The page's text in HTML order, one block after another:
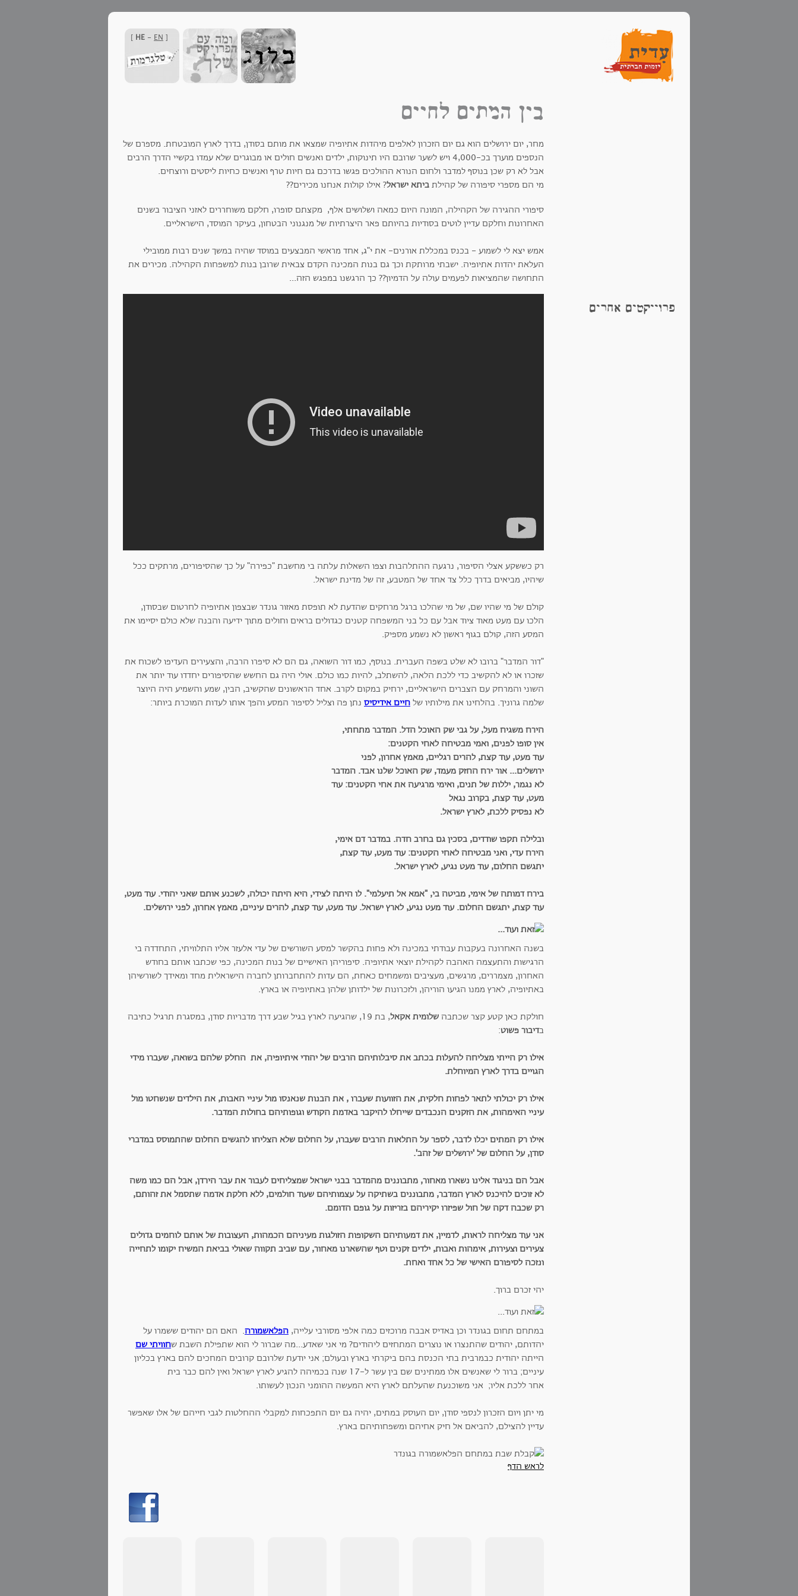
[
HE - EN
]
פרוייקטים אחרים
בין המתים לחיים
מחר, יום ירושלים הוא גם יום הזכרון לאלפים מיהדות אתיופיה שמצאו את מותם בסודן, בדרך לארץ המובטחת. מספרם של
הנספים מוערך בכ-4,000 ויש לשער שרובם היו תינוקות, ילדים ואנשים חולים או מבוגרים שלא עמדו בקשיי הדרך הרבים
אבל לא רק שכן בנוסף למדבר ולחום הנורא ההולכים פגשו בדרכם גם חיות טרף ואנשים כחיות ליסטים ורוצחים.
מי הם מספרי סיפורה של קהילת ביתא ישראל? אילו קולות אנחנו מכירים??
סיפורי ההגירה של הקהילה, המונה היום כמאה ושלושים אלף, מקצתם סופרו, חלקם משוחררים לאזני הציבור בשנים
האחרונות וחלקם עדיין לוטים בסודיות בהיותם פאר היצרתיות של מנגנוני הבטחון, בעיקר המוסד, הישראליים.
אמש יצא לי לשמוע - בכנס במכללת אורנים- את י"ג, אחד מראשי המבצעים במוסד שהיה במשך שנים רבות ממובילי
העלאת יהדות אתיופיה. ישבתי מרותקת וכך גם בנות המכינה הקדם צבאית שרובן בנות למשפחות הקהילה. מכירים את
התחושה שהמציאות לפעמים עולה על הדמיון?? כך הרגשנו במפגש הזה...
רק כששקע אצלי הסיפור, נרגעה ההתלהבות וצפו השאלות עלתה בי מחשבת "כפירה" על כך שהסיפורים, מרתקים ככל
שיהיו, מביאים בדרך כלל צד אחד של המטבע, זה של מדינת ישראל.
קולם של מי שהיו שם, של מי שהלכו ברגל מרחקים שהדעת לא תופסת מאזור גונדר שבצפון אתיופיה לחרטום שבסודן,
הלכו עם מעט מאוד ציוד אבל עם כל בני המשפחה קטנים כגדולים בראים וחולים מתוך ידיעה והבנה שלא כולם יסיימו את
המסע הזה, קולם בגוף ראשון לא נשמע מספיק.
"דור המדבר" ברובו לא שלט בשפה העברית. בנוסף, כמו דור השואה, גם הם לא סיפרו הרבה, והצעירים העדיפו לשכוח את
שזכרו או לא להקשיב כדי ללכת הלאה, להשתלב, להיות כמו כולם. אולי היה גם החשש שהסיפורים יחדדו עוד יותר את
השוני והמרחק עם הצברים הישראליים, ירחיק במקום לקרב. אחד הראשונים שהקשיב, הבין, שמע והשמיע היה היוצר
שלמה גרוניך. בהלחינו את מילותיו של חיים אידיסיס נתן פה וצליל לסיפור המסע והפך אותו לעדות המוכרת ביותר:
הירח משגיח מעל, על גבי שק האוכל הדל. המדבר מתחתי,
אין סופו לפנים, ואמי מבטיחה לאחי הקטנים:
עוד מעט, עוד קצת, להרים רגליים, מאמץ אחרון, לפני
ירושלים... אור ירח החזק מעמד, שק האוכל שלנו אבד. המדבר
לא נגמר, יללות של תנים, ואימי מרגיעה את אחי הקטנים: עוד
מעט, עוד קצת, בקרוב נגאל
לא נפסיק ללכת, לארץ ישראל.
ובלילה תקפו שודדים, בסכין גם בחרב חדה. במדבר דם אימי,
הירח עדי, ואני מבטיחה לאחי הקטנים: עוד מעט, עוד קצת,
יתגשם החלום, עוד מעט נגיע, לארץ ישראל.
בירח דמותה של אימי, מביטה בי, "אמא אל תיעלמי". לו היתה לצידי, היא היתה יכולה, לשכנע אותם שאני יהודי.עוד מעט,
עוד קצת, יתגשם החלום. עוד מעט נגיע, לארץ ישראל. עוד מעט, עוד קצת, להרים עיניים, מאמץ אחרון, לפני ירושלים.
בשנה האחרונה בעקבות עבודתי במכינה ולא פחות בהקשר למסע השורשים של עדי אלעזר אליו התלוויתי, התחדדה בי
הרגישות והתעצמה האהבה לקהילת יוצאי אתיופיה. סיפוריהן האישיים של בנות המכינה, כפי שכתבו אותם בחודש
האחרון, מצמררים, מרגשים, מעציבים ומשמחים כאחת, הם עדות להתחברותן לחברה הישראלית מחד ומאידך לשורשיהן
באתיופיה, לארץ ממנו הגיעו הוריהן, ולזכרונות של ילדותן שלהן באתיופיה או בארץ.
חולקת כאן קטע קצר שכתבה שלומית אקאל
, בת 19, שהגיעה לארץ בגיל שבע דרך מדבריות סודן, במסגרת תרגיל כתיבה
בדיבור פשוט:
אילו רק הייתי מצליחה להעלות בכתב את סיבלותיהם הרבים של יהודי איתיופיה, את החלק שלהם בשואה, שעברו מידי
הגויים בדרך לארץ המיוחלת.
אילו רק יכולתי לתאר לפחות חלקית, את הזוועות שעברו , את הבנות שנאנסו מול עיניי האבות, את הילדים שנשחטו מול
עיניי האימהות, את הזקנים הנכבדים שייחלו להיקבר באדמת הקודש וגופותיהם בחולות המדבר.
אילו רק המתים יכלו לדבר, לספר על התלאות הרבים שעברו, על החלום שלא הצליחו להגשים החלום שהתמוסס במדברי
סודן, על החלום של 'ירושלים של זהב'.
אבל הם בניגוד אלינו נשארו מאחור, מתבוננים מהמדבר בבני ישראל שמצליחים לעבור את עבר הירדן, אבל הם כמו משה
לא זוכים להיכנס לארץ המדבר, מתבוננים בשתיקה על עצמותיהם שעוד חולמים, ללא חלקת אדמה שתסמל את זהותם,
רק שכבה דקה של חול שפיזרו יקיריהם בזריזות על גופם הדומם.
אני עוד מצליחה לראות, לדמיין, את דמעותיהם השקופות הזולגות מעיניהם הכמהות, העצובות של אותם לוחמים גדולים
צעירים וצעירות, אימהות ואבות, ילדים זקנים וטף שהשארנו מאחור, עם שביב תקווה שאולי בביאת המשיח יקומו לתחייה
ונזכה לסיפורם האישי של כל אחד ואחת.
יהי זכרם ברוך.
במתחם תחום בגונדר וכן באדיס אבבה מרוכזים כמה אלפי מסורבי עלייה, הפלאשמורה. האם הם יהודים ששמרו על
יהדותם, יהודים שהתנצרו או נוצרים המתחזים ליהודים? מי אני שאדע...מה שברור לי הוא שתפילת השבת שחוויתי שם
הייתה יהודית כבמרבית בתי הכנסת בהם ביקרתי בארץ ובעולם; אני יודעת שלרובם קרובים המחכים להם בארץ בכליון
עיניים; ברור לי שאנשים אלו ממתינים שם בין עשר ל-17 שנה בכמיהה להגיע לארץ ישראל ואין להם כבר בית
אחר ללכת אליו; אני משוכנעת שהעלתם לארץ היא המעשה ההומני הנכון לעשותו.
מי יתן ויום הזכרון לנספי סודן, יום העוסק במתים, יהיה גם יום התפכחות למקבלי ההחלטות לגבי חייהם של אלו שאפשר
עדיין להצילם, להביאם אל חיק אחיהם ומשפחותיהם בארץ.
לראש הדף